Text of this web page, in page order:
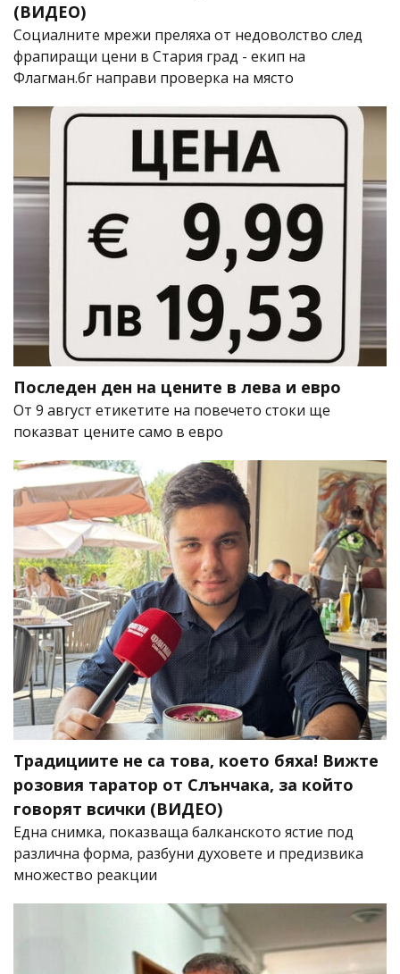
(ВИДЕО)
Социалните мрежи преляха от недоволство след
фрапиращи цени в Стария град - екип на
Флагман.бг направи проверка на място
Последен ден на цените в лева и евро
От 9 август етикетите на повечето стоки ще
показват цените само в евро
Традициите не са това, което бяха! Вижте
розовия таратор от Слънчака, за който
говорят всички (ВИДЕО)
Една снимка, показваща балканското ястие под
различна форма, разбуни духовете и предизвика
множество реакции